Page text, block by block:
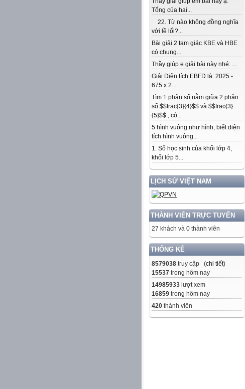
Tổng của hai...
22. Từ nào không đồng nghĩa
với lề lối?...
Bài giải 2 tam giác KBE và HBE
có chung...
Thầy giúp e giải bài này nhé: ...
Giải Diện tích EBFD là: 2025 -
675 x 2...
Tìm 1 phân số nằm giữa 2 phân
số $$frac{3}{4}$$ và $$frac{3}
{5}$$ , có...
5 hình vuông như hình, biết diện
tích hình vuông...
1. Số học sinh của khối lớp 4,
khối lớp 5...
LỊCH SỬ VIỆT NAM
THÀNH VIÊN TRỰC TUYẾN
27 khách và 0 thành viên
THỐNG KÊ
8579038 truy cập (chi tiết)
15537 trong hôm nay
14985933 lượt xem
16859 trong hôm nay
420 thành viên